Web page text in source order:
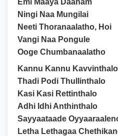
Emi Maaya Daaham
Ningi Naa Mungilai
Neeti Thoranaalatho, Hoi
Vangi Naa Pongule
Ooge Chumbanaalatho
Kannu Kannu Kavvinthalo
Thadi Podi Thullinthalo
Kasi Kasi Rettinthalo
Adhi Idhi Anthinthalo
Sayyaataade
Letha Lethagaa